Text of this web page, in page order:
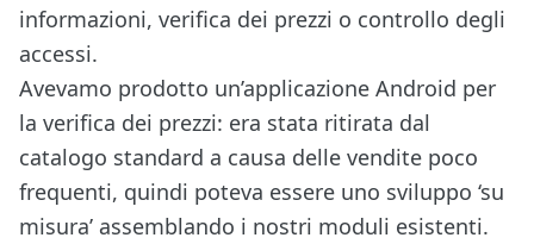
informazioni, verifica dei prezzi o controllo degli
accessi.
Avevamo prodotto un’applicazione Android per
la verifica dei prezzi: era stata ritirata dal
catalogo standard a causa delle vendite poco
frequenti, quindi poteva essere uno sviluppo ‘su
misura’ assemblando i nostri moduli esistenti.